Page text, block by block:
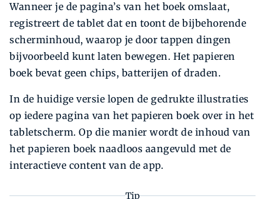
Wanneer je de pagina’s van het boek omslaat,
registreert de tablet dat en toont de bijbehorende
scherminhoud, waarop je door tappen dingen
bijvoorbeeld kunt laten bewegen. Het papieren
boek bevat geen chips, batterijen of draden.
In de huidige versie lopen de gedrukte illustraties
op iedere pagina van het papieren boek over in het
tabletscherm. Op die manier wordt de inhoud van
het papieren boek naadloos aangevuld met de
interactieve content van de app.
Tip